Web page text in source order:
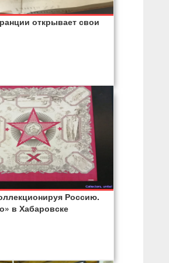
открывает свои
Россию.
в Хабаровске